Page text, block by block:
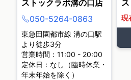
ストックラボ溝の口店
050-5264-0863
東急田園都市線 溝の口駅
より徒歩3分
営業時間：11:00 - 20:00
定休日：なし（臨時休業・
年末年始を除く）
現